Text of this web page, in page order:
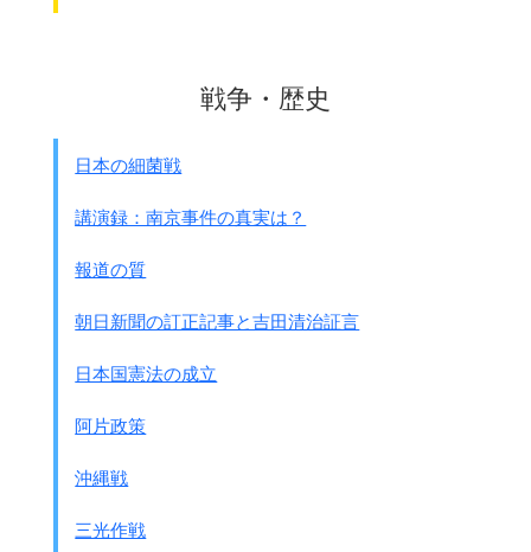
戦火の中国本土に送り返されたり、
無人島に置き去りにされたり、
集団で海に突き落とされたり、
殺されたりしました。
その結果1943年9月末までに、
中国各派の抗日分子に対しては
た。
多くの市民が犠牲になりました。
人口総精査(国勢調査)の結果も利用されました。
50万～60万人にまで減少
大量の米を備蓄していましたが、
戦争・歴史
日本の細菌戦
講演録：南京事件の真実は？
報道の質
朝日新聞の訂正記事と吉田清治証言
日本国憲法の成立
阿片政策
沖縄戦
三光作戦